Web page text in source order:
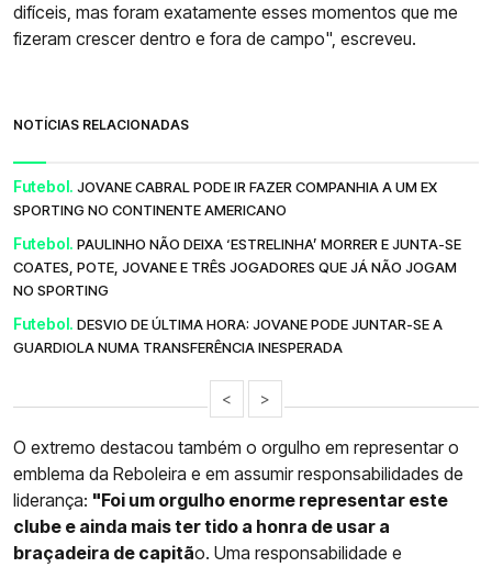
difíceis, mas foram exatamente esses momentos que me
fizeram crescer dentro e fora de campo", escreveu.
NOTÍCIAS RELACIONADAS
Futebol. JOVANE CABRAL PODE IR FAZER COMPANHIA A UM EX
SPORTING NO CONTINENTE AMERICANO
Futebol. PAULINHO NÃO DEIXA ‘ESTRELINHA’ MORRER E JUNTA-SE
COATES, POTE, JOVANE E TRÊS JOGADORES QUE JÁ NÃO JOGAM
NO SPORTING
Futebol. DESVIO DE ÚLTIMA HORA: JOVANE PODE JUNTAR-SE A
GUARDIOLA NUMA TRANSFERÊNCIA INESPERADA
< >
O extremo destacou também o orgulho em representar o
emblema da Reboleira e em assumir responsabilidades de
liderança: "Foi um orgulho enorme representar este
clube e ainda mais ter tido a honra de usar a
braçadeira de capitão. Uma responsabilidade e